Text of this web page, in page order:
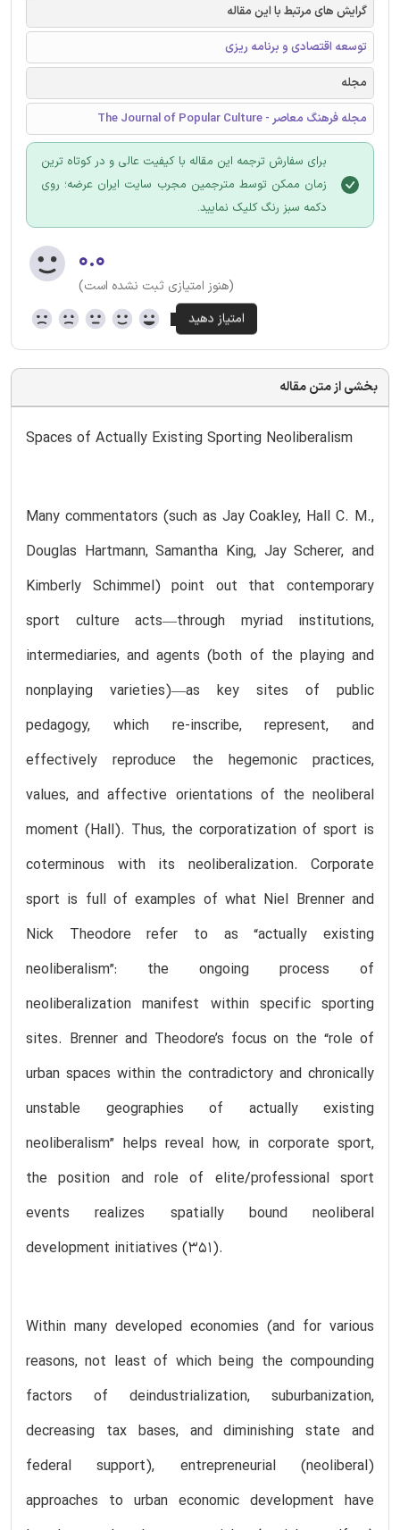
گرایش های مرتبط با این مقاله
توسعه اقتصادی و برنامه ریزی
مجله
مجله فرهنگ معاصر - The Journal of Popular Culture
برای سفارش ترجمه این مقاله با کیفیت عالی و در کوتاه ترین
زمان ممکن توسط مترجمین مجرب سایت ایران عرضه؛ روی
دکمه سبز رنگ کلیک نمایید.
۰.۰
(هنوز امتیازی ثبت نشده است)
بخشی از متن مقاله
Spaces of Actually Existing Sporting Neoliberalism
Many commentators (such as Jay Coakley, Hall C. M.,
Douglas Hartmann, Samantha King, Jay Scherer, and
Kimberly Schimmel) point out that contemporary
sport culture acts—through myriad institutions,
intermediaries, and agents (both of the playing and
nonplaying varieties)—as key sites of public
pedagogy, which re-inscribe, represent, and
effectively reproduce the hegemonic practices,
values, and affective orientations of the neoliberal
moment (Hall). Thus, the corporatization of sport is
coterminous with its neoliberalization. Corporate
sport is full of examples of what Niel Brenner and
Nick Theodore refer to as “actually existing
neoliberalism”: the ongoing process of
neoliberalization manifest within specific sporting
sites. Brenner and Theodore’s focus on the “role of
urban spaces within the contradictory and chronically
unstable geographies of actually existing
neoliberalism” helps reveal how, in corporate sport,
the position and role of elite/professional sport
events realizes spatially bound neoliberal
development initiatives (351).
Within many developed economies (and for various
reasons, not least of which being the compounding
factors of deindustrialization, suburbanization,
decreasing tax bases, and diminishing state and
federal support), entrepreneurial (neoliberal)
approaches to urban economic development have